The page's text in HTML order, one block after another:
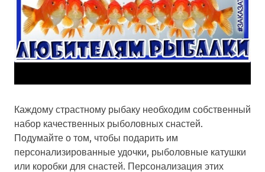
Каждому страстному рыбаку необходим собственный
набор качественных рыболовных снастей.
Подумайте о том, чтобы подарить им
персонализированные удочки, рыболовные катушки
или коробки для снастей. Персонализация этих